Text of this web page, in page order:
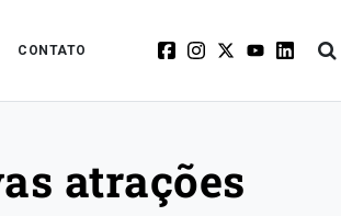
CONTATO
atrações